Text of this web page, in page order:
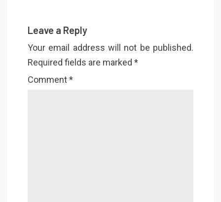
Leave a Reply
Your email address will not be published.
Required fields are marked *
Comment*